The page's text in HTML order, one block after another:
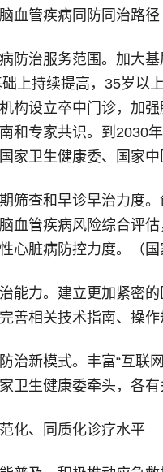
血管疾病同防同治路径
防治服务范围。加大
上持续提高，35岁以
构设立卒中门诊，加
和专家共识。到2030
家卫生健康委、国家中
筛查和早诊早治力度
血管疾病风险综合评
心脏病防控力度。（
能力。建立更加紧密
善相关技术指南、操
治新模式。丰富“互
卫生健康委牵头，各有
化、同质化诊疗水平